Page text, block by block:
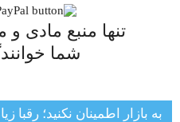
تنها منبع مادی و
شما
به بازار اطمینان نکنید؛ رقبا